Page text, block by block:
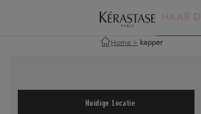
HAAR
Home > kapper
Huidige Locatie